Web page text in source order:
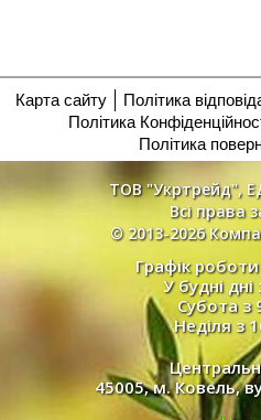
Карта сайту Політика
Політика
Політика
ТОВ "Укртрейд",
Всі права
© 2013-2026
Графік
У будні
Субота з
Неділя з
45005, м. Ковель,